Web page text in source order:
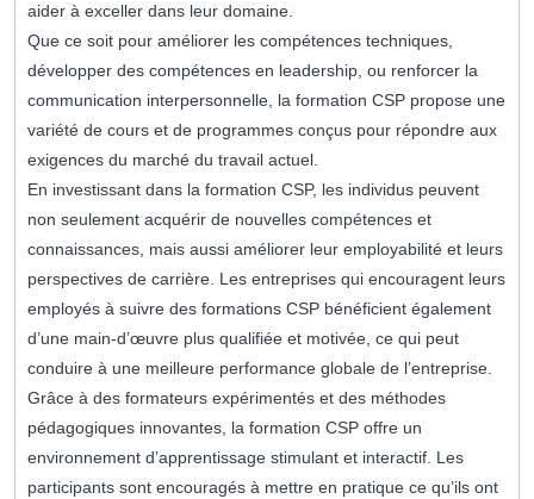
aider à exceller dans leur domaine.
Que ce soit pour améliorer les compétences techniques,
développer des compétences en leadership, ou renforcer la
communication interpersonnelle, la formation CSP propose une
variété de cours et de programmes conçus pour répondre aux
exigences du marché du travail actuel.
En investissant dans la formation CSP, les individus peuvent
non seulement acquérir de nouvelles compétences et
connaissances, mais aussi améliorer leur employabilité et leurs
perspectives de carrière. Les entreprises qui encouragent leurs
employés à suivre des formations CSP bénéficient également
d’une main-d’œuvre plus qualifiée et motivée, ce qui peut
conduire à une meilleure performance globale de l’entreprise.
Grâce à des formateurs expérimentés et des méthodes
pédagogiques innovantes, la formation CSP offre un
environnement d’apprentissage stimulant et interactif. Les
participants sont encouragés à mettre en pratique ce qu’ils ont